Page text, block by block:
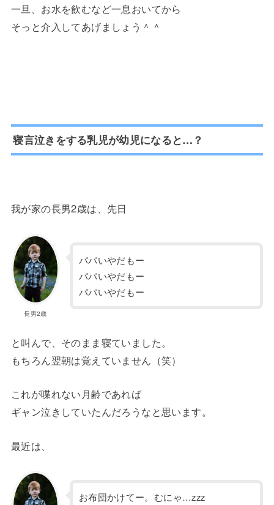
一旦、お水を飲むなど一息おいてから
そっと介入してあげましょう＾＾
寝言泣きをする乳児が幼児になると…？
我が家の長男2歳は、先日
長男2歳
パパいやだもー
パパいやだもー
パパいやだもー
と叫んで、そのまま寝ていました。
もちろん翌朝は覚えていません（笑）
これが喋れない月齢であれば
ギャン泣きしていたんだろうなと思います。
最近は、
お布団かけてー。むにゃ…zzz